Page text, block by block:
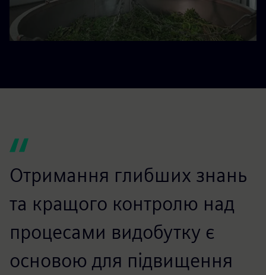
Отримання глибших знань
та кращого контролю над
процесами видобутку є
основою для підвищення